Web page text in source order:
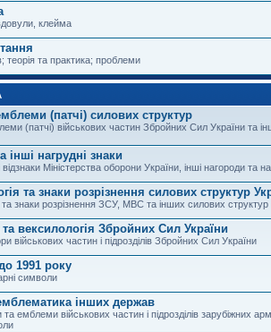
клейма
теорія та практика; проблеми
(патчі) силових структур
(патчі) військових частин Збройних Сил України та
інші нагрудні знаки
Міністерства оборони України, інші нагороди та
та знаки розрізнення силових структур
та знаки розрізнення ЗСУ, МВС та інших силових структур
вексилологія Збройних Сил України
військових частин і підрозділів Збройних Сил України
1991 року
символи
інших держав
емблеми військових частин і підрозділів зарубіжних